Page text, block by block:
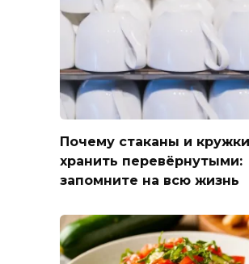
Почему стаканы и
хранить перевёрнутыми:
запомните на всю жизнь